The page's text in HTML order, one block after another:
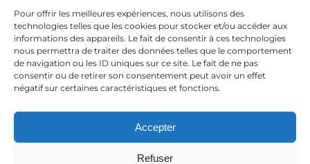
Pour offrir les meilleures expériences, nous utilisons des
technologies telles que les cookies pour stocker et/ou accéder aux
informations des appareils. Le fait de consentir à ces technologies
nous permettra de traiter des données telles que le comportement
de navigation ou les ID uniques sur ce site. Le fait de ne pas
consentir ou de retirer son consentement peut avoir un effet
négatif sur certaines caractéristiques et fonctions.
Accepter
Refuser
Maître Mélodie DUMONT-GONIN
13 rue Docteur André Chaix, 38300 BOURGOIN-JALLIEU
20 avenue Alsace Lorraine 38000 GRENOBLE.
06 15 98 22 24